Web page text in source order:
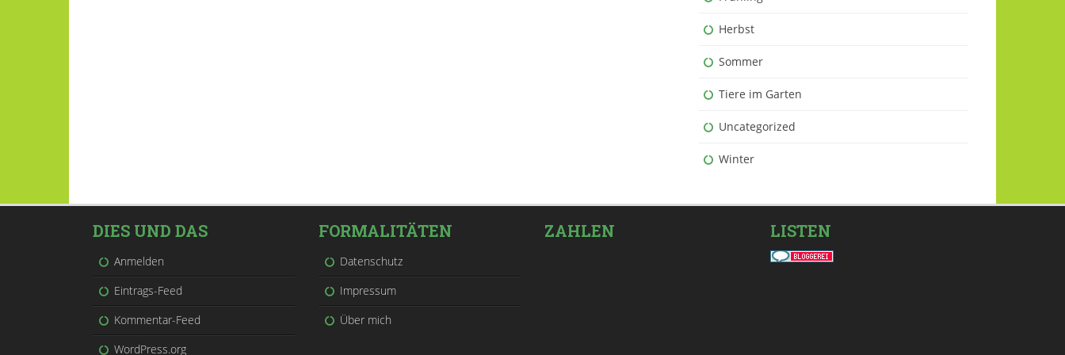
Herbst
Sommer
Tiere im Garten
Uncategorized
Winter
DIES UND DAS
Anmelden
Eintrags-Feed
Kommentar-Feed
WordPress.org
FORMALITÄTEN
Datenschutz
Impressum
Über mich
ZAHLEN LISTEN